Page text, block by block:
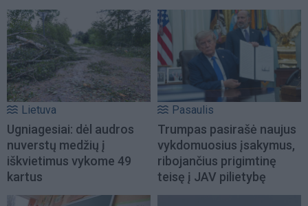
Lietuva
Ugniagesiai: dėl audros
nuverstų medžių į
iškvietimus vykome 49
kartus
Pasaulis
Trumpas pasirašė naujus
vykdomuosius įsakymus,
ribojančius prigimtinę
teisę į JAV pilietybę